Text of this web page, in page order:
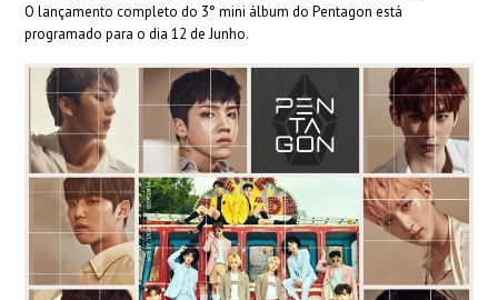
O lançamento completo do 3° mini álbum do Pentagon está
programado para o dia 12 de Junho.